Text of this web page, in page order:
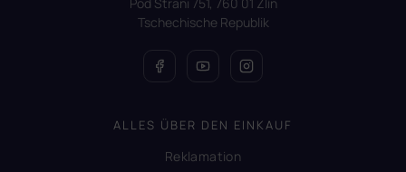
Pod Strani 751, 760 01 Zlín
Tschechische Republik
ALLES ÜBER DEN EINKAUF
Reklamation